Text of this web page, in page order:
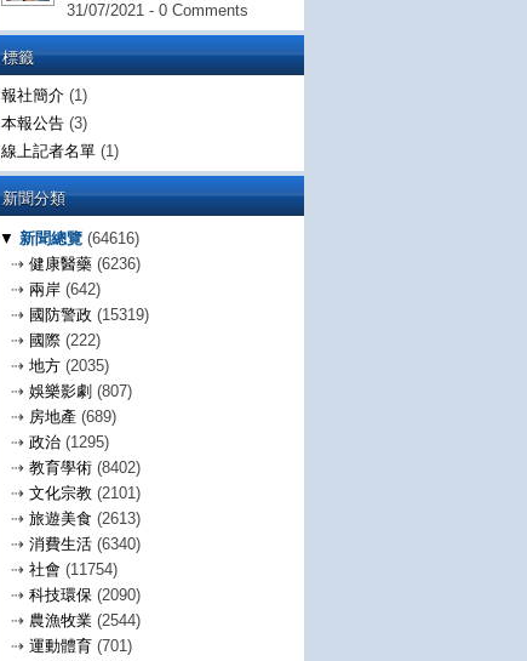
31/07/2021 - 0 Comments
標籤
報社簡介 (1)
本報公告 (3)
線上記者名單 (1)
新聞分類
▼ 新聞總覽 (64616)
⇢ 健康醫藥 (6236)
⇢ 兩岸 (642)
⇢ 國防警政 (15319)
⇢ 國際 (222)
⇢ 地方 (2035)
⇢ 娛樂影劇 (807)
⇢ 房地產 (689)
⇢ 政治 (1295)
⇢ 教育學術 (8402)
⇢ 文化宗教 (2101)
⇢ 旅遊美食 (2613)
⇢ 消費生活 (6340)
⇢ 社會 (11754)
⇢ 科技環保 (2090)
⇢ 農漁牧業 (2544)
⇢ 運動體育 (701)